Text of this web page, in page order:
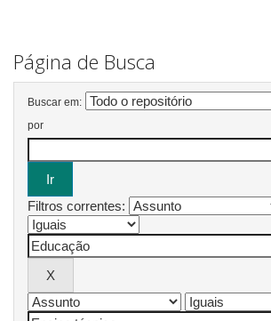
Página de Busca
Buscar em:
por
Filtros correntes: